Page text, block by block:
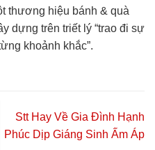
thương hiệu bánh & quà
dựng trên triết lý “trao đi sự
khoảnh khắc”.
Stt Hay Về Gia Đình Hạnh
Phúc Dịp Giáng Sinh Ấm Áp